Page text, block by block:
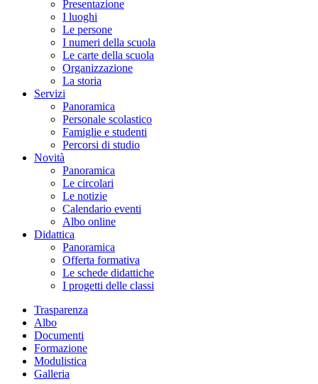
Presentazione
I luoghi
Le persone
I numeri della scuola
Le carte della scuola
Organizzazione
La storia
Servizi
Panoramica
Personale scolastico
Famiglie e studenti
Percorsi di studio
Novità
Panoramica
Le circolari
Le notizie
Calendario eventi
Albo online
Didattica
Panoramica
Offerta formativa
Le schede didattiche
I progetti delle classi
Trasparenza
Albo
Documenti
Formazione
Modulistica
Galleria